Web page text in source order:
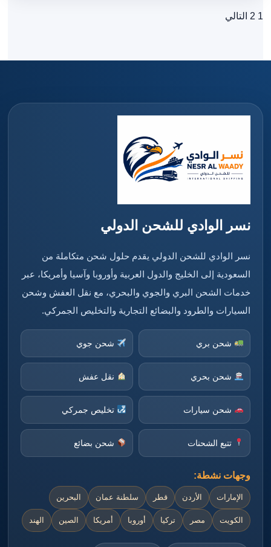
تعدد
1
2 التالي
نسر الوادي للشحن الدولي
نسر الوادي للشحن الدولي يقدم حلول شحن متكاملة من
السعودية إلى الخليج والدول العربية وأوروبا وآسيا وأمريكا، عبر
خدمات الشحن البري والجوي والبحري، مع نقل العفش وشحن
السيارات والطرود والبضائع التجارية والتخليص الجمركي.
شحن بري شحن جوي
شحن بحري نقل عفش
شحن سيارات تخليص جمركي
تتبع الشحنات شحن بضائع
وجهات نشطة:
الإمارات الأردن قطر سلطنة عمان البحرين
الكويت مصر تركيا أوروبا أمريكا الصين الهند